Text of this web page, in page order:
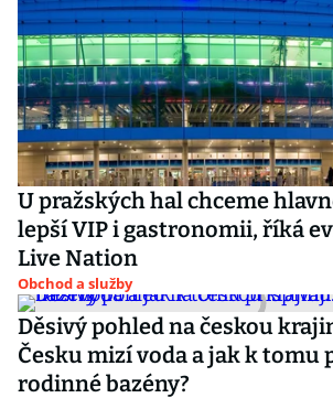
U pražských hal chceme
lepší VIP i gastronomii, říká
Live Nation
Obchod a služby
Děsivý pohled na českou
Česku mizí voda a jak k tomu
rodinné bazény?